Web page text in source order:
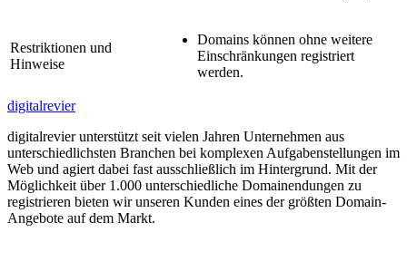
Restriktionen und
Hinweise
Domains können ohne weitere
Einschränkungen registriert
werden.
digitalrevier
digitalrevier unterstützt seit vielen Jahren Unternehmen aus
unterschiedlichsten Branchen bei komplexen Aufgabenstellungen im
Web und agiert dabei fast ausschließlich im Hintergrund. Mit der
Möglichkeit über 1.000 unterschiedliche Domainendungen zu
registrieren bieten wir unseren Kunden eines der größten Domain-
Angebote auf dem Markt.